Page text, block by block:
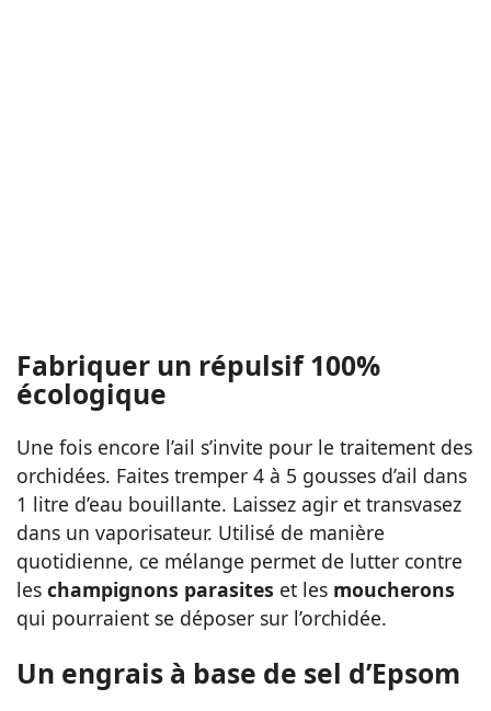
Fabriquer un répulsif 100%
écologique
Une fois encore l’ail s’invite pour le traitement des
orchidées. Faites tremper 4 à 5 gousses d’ail dans
1 litre d’eau bouillante. Laissez agir et transvasez
dans un vaporisateur. Utilisé de manière
quotidienne, ce mélange permet de lutter contre
les champignons parasites et les moucherons
qui pourraient se déposer sur l’orchidée.
Un engrais à base de sel d’Epsom